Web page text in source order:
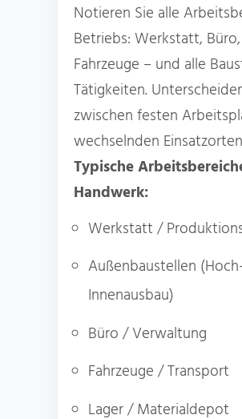
Notieren Sie alle
Betriebs: Werkstatt,
Fahrzeuge – und alle
Tätigkeiten.
zwischen festen
wechselnden
Typische
Handwerk:
Werkstatt /
Außenbaustellen
Innenausbau)
Büro / Verwaltung
Fahrzeuge / Transport
Lager / Materialdepot